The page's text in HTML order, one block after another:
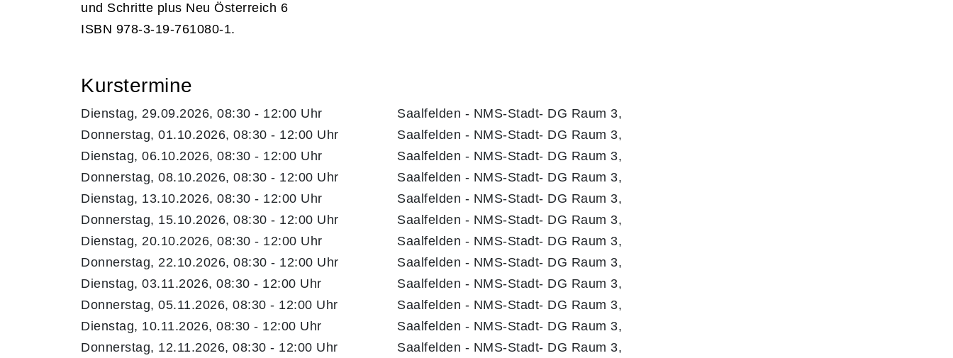
und Schritte plus Neu Österreich 6
ISBN 978-3-19-761080-1.
Kurstermine
Dienstag, 29.09.2026, 08:30 - 12:00 Uhr
Saalfelden - NMS-Stadt- DG Raum 3,
Donnerstag, 01.10.2026, 08:30 - 12:00 Uhr
Saalfelden - NMS-Stadt- DG Raum 3,
Dienstag, 06.10.2026, 08:30 - 12:00 Uhr
Saalfelden - NMS-Stadt- DG Raum 3,
Donnerstag, 08.10.2026, 08:30 - 12:00 Uhr
Saalfelden - NMS-Stadt- DG Raum 3,
Dienstag, 13.10.2026, 08:30 - 12:00 Uhr
Saalfelden - NMS-Stadt- DG Raum 3,
Donnerstag, 15.10.2026, 08:30 - 12:00 Uhr
Saalfelden - NMS-Stadt- DG Raum 3,
Dienstag, 20.10.2026, 08:30 - 12:00 Uhr
Saalfelden - NMS-Stadt- DG Raum 3,
Donnerstag, 22.10.2026, 08:30 - 12:00 Uhr
Saalfelden - NMS-Stadt- DG Raum 3,
Dienstag, 03.11.2026, 08:30 - 12:00 Uhr
Saalfelden - NMS-Stadt- DG Raum 3,
Donnerstag, 05.11.2026, 08:30 - 12:00 Uhr
Saalfelden - NMS-Stadt- DG Raum 3,
Dienstag, 10.11.2026, 08:30 - 12:00 Uhr
Saalfelden - NMS-Stadt- DG Raum 3,
Donnerstag, 12.11.2026, 08:30 - 12:00 Uhr
Saalfelden - NMS-Stadt- DG Raum 3,